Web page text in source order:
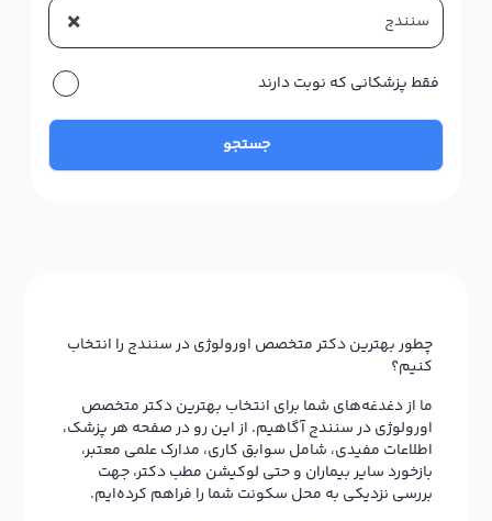
× سنندج
فقط پزشکانی که نوبت دارند
جستجو
چطور بهترین دکتر متخصص اورولوژی در سنندج را انتخاب
کنیم؟
ما از دغدغه‌های شما برای انتخاب بهترین دکتر متخصص
اورولوژی در سنندج آگاهیم. از این رو در صفحه هر پزشک،
اطلاعات مفیدی، شامل سوابق کاری، مدارک علمی معتبر،
بازخورد سایر بیماران و حتی لوکیشن مطب دکتر، جهت
بررسی نزدیکی به محل سکونت شما را فراهم کرده‌ایم.